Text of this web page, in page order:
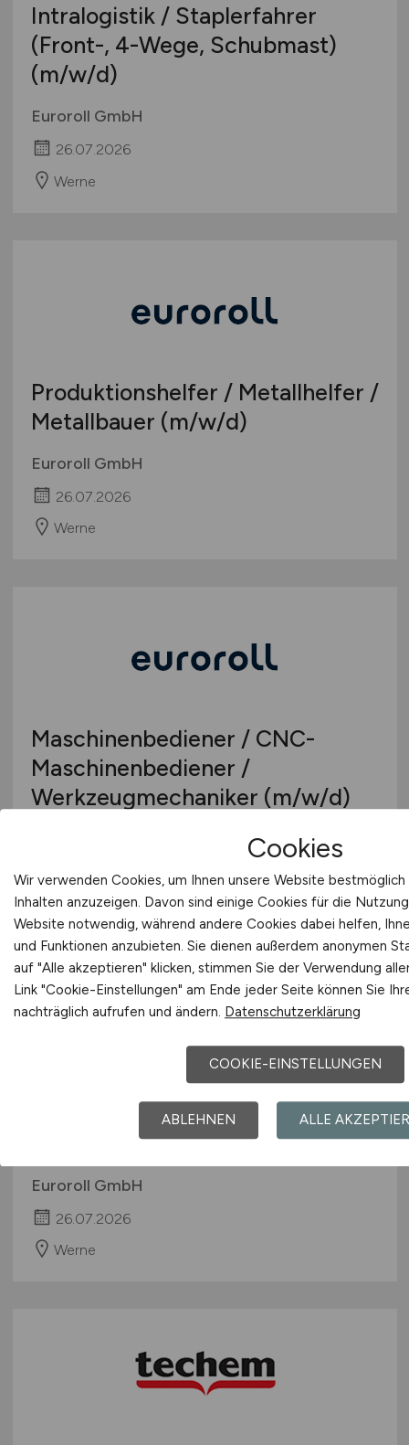
Intralogistik / Staplerfahrer
(Front-, 4-Wege, Schubmast)
(m/w/d)
Euroroll GmbH
26.07.2026
Werne
Produktionshelfer / Metallhelfer /
Metallbauer (m/w/d)
Euroroll GmbH
26.07.2026
Werne
Maschinenbediener / CNC-
Maschinenbediener /
Werkzeugmechaniker (m/w/d)
26.07.2026
Werne
Schlosser / Schweißer /
Industriemechaniker(m/w/d)
Euroroll GmbH
26.07.2026
Werne
Cookies
Wir verwenden Cookies, um Ihnen unsere Website
Inhalten anzuzeigen. Davon sind einige Cookies für die
Website notwendig, während andere Cookies dabei helfen,
und Funktionen anzubieten. Sie dienen außerdem anonymen
auf "Alle akzeptieren" klicken, stimmen Sie der Verwendung
Link "Cookie-Einstellungen" am Ende jeder Seite können Sie
nachträglich aufrufen und ändern. Datenschutzerklärung
COOKIE-EINSTELLUNGEN
ABLEHNEN ALLE